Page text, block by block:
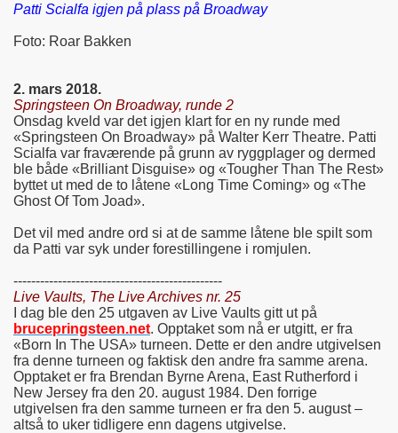
Patti Scialfa igjen på plass på Broadway
Foto: Roar Bakken
2. mars 2018.
Springsteen On Broadway, runde 2
Onsdag kveld var det igjen klart for en ny runde med
«Springsteen On Broadway» på Walter Kerr Theatre. Patti
Scialfa var fraværende på grunn av ryggplager og dermed
ble både «Brilliant Disguise» og «Tougher Than The Rest»
byttet ut med de to låtene «Long Time Coming» og «The
Ghost Of Tom Joad».
Det vil med andre ord si at de samme låtene ble spilt som
da Patti var syk under forestillingene i romjulen.
-----------------------------------------------
Live Vaults, The Live Archives nr. 25
I dag ble den 25 utgaven av Live Vaults gitt ut på
brucepringsteen.net. Opptaket som nå er utgitt, er fra
«Born In The USA» turneen. Dette er den andre utgivelsen
fra denne turneen og faktisk den andre fra samme arena.
Opptaket er fra Brendan Byrne Arena, East Rutherford i
New Jersey fra den 20. august 1984. Den forrige
utgivelsen fra den samme turneen er fra den 5. august –
altså to uker tidligere enn dagens utgivelse.